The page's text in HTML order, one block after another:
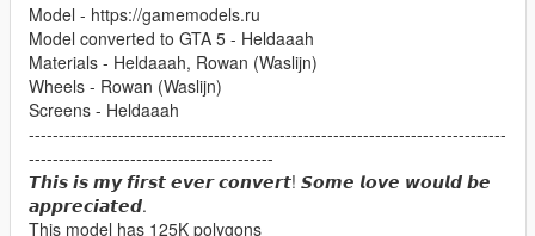
Model - https://gamemodels.ru
Model converted to GTA 5 - Heldaaah
Materials - Heldaaah, Rowan (Waslijn)
Wheels - Rowan (Waslijn)
Screens - Heldaaah
--------------------------------------------------------------------------------
-----------------------------------------
𝙏𝙝𝙞𝙨 𝙞𝙨 𝙢𝙮 𝙛𝙞𝙧𝙨𝙩 𝙚𝙫𝙚𝙧 𝙘𝙤𝙣𝙫𝙚𝙧𝙩! 𝙎𝙤𝙢𝙚 𝙡𝙤𝙫𝙚 𝙬𝙤𝙪𝙡𝙙 𝙗𝙚
𝙖𝙥𝙥𝙧𝙚𝙘𝙞𝙖𝙩𝙚𝙙.
This model has 125K polygons